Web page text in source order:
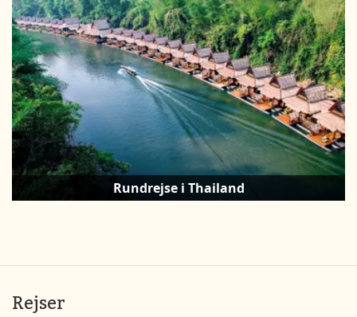
Rundrejse i Thailand
Rejser